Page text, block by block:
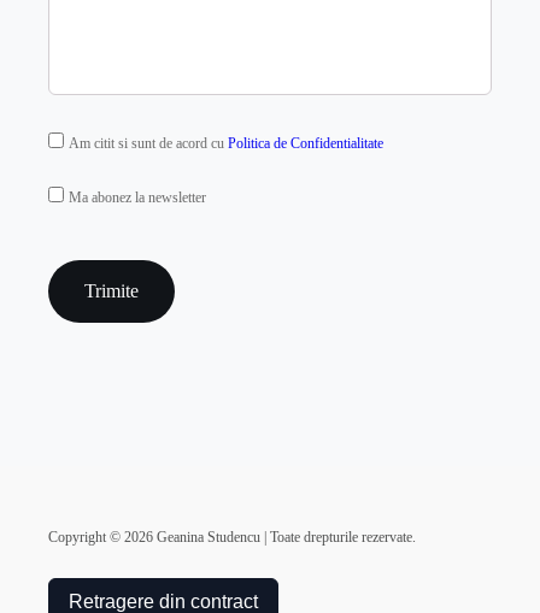
GDPR
Am citit si sunt de acord cu Politica de Confidentialitate
MAILCHIMP
Ma abonez la newsletter
Copyright © 2026 Geanina Studencu | Toate drepturile rezervate.
Retragere din contract